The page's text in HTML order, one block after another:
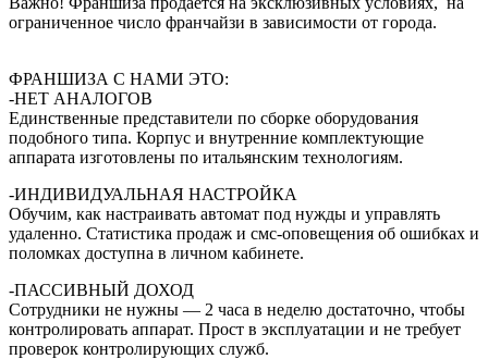
ограниченное число франчайзи в зависимости от города.
ФРАНШИЗА С НАМИ ЭТО:
-НЕТ АНАЛОГОВ
Единственные представители по сборке оборудования
подобного типа. Корпус и внутренние комплектующие
аппарата изготовлены по итальянским технологиям.
-ИНДИВИДУАЛЬНАЯ НАСТРОЙКА
Обучим, как настраивать автомат под нужды и управлять
удаленно. Статистика продаж и смс-оповещения об ошибках и
поломках доступна в личном кабинете.
-ПАССИВНЫЙ ДОХОД
Сотрудники не нужны — 2 часа в неделю достаточно, чтобы
контролировать аппарат. Прост в эксплуатации и не требует
проверок контролирующих служб.